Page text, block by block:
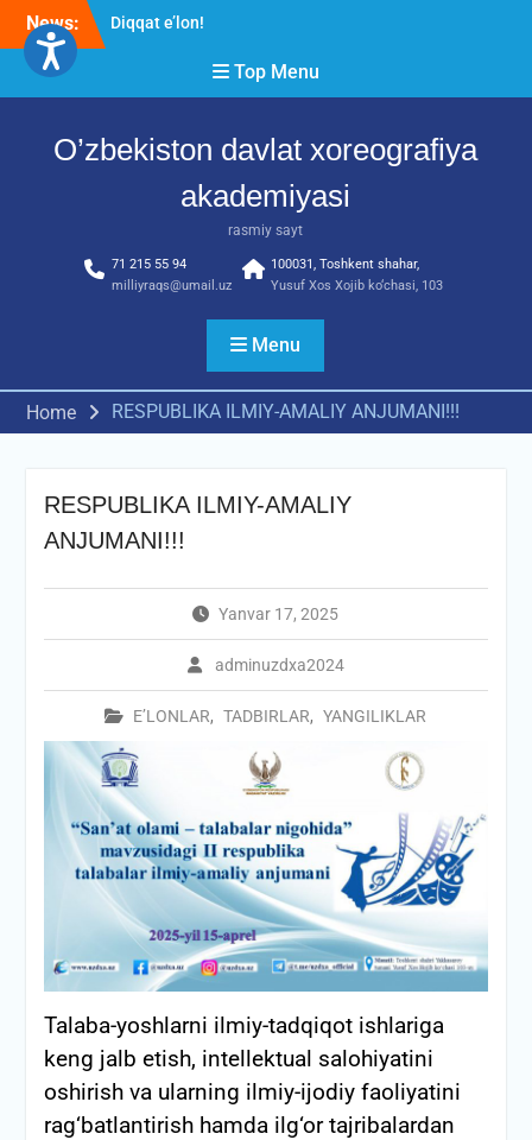
Skip
content
News:
Diqqat e’lon!
2026” tadbiri bo‘lib o‘tdi
Top Menu
O’zbekiston davlat xoreografiya
akademiyasi
rasmiy sayt
71 215 55 94
milliyraqs@umail.uz
100031, Toshkent shahar,
Yusuf Xos Xojib ko‘chasi, 103
Menu
Home RESPUBLIKA ILMIY-AMALIY ANJUMANI!!!
RESPUBLIKA ILMIY-AMALIY
ANJUMANI!!!
Yanvar 17, 2025
adminuzdxa2024
E’LONLAR, TADBIRLAR, YANGILIKLAR
Talaba-yoshlarni ilmiy-tadqiqot ishlariga
keng jalb etish, intellektual salohiyatini
oshirish va ularning ilmiy-ijodiy faoliyatini
rag‘batlantirish hamda ilg‘or tajribalardan